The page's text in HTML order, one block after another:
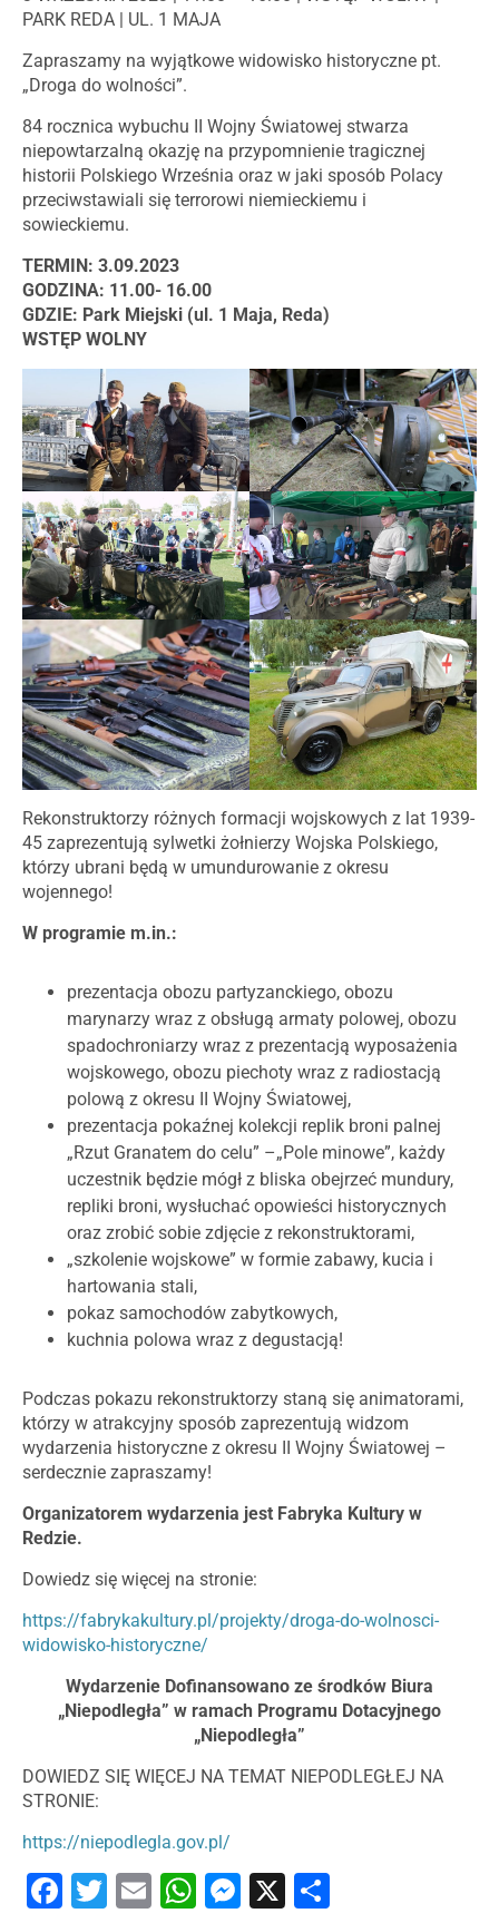
PARK REDA | UL. 1 MAJA
Zapraszamy na wyjątkowe widowisko historyczne pt.
„Droga do wolności”.
84 rocznica wybuchu II Wojny Światowej stwarza
niepowtarzalną okazję na przypomnienie tragicznej
historii Polskiego Września oraz w jaki sposób Polacy
przeciwstawiali się terrorowi niemieckiemu i
sowieckiemu.
TERMIN: 3.09.2023
GODZINA: 11.00- 16.00
GDZIE: Park Miejski (ul. 1 Maja, Reda)
WSTĘP WOLNY
Rekonstruktorzy różnych formacji wojskowych z lat 1939-
45 zaprezentują sylwetki żołnierzy Wojska Polskiego,
którzy ubrani będą w umundurowanie z okresu
wojennego!
W programie m.in.:
prezentacja obozu partyzanckiego, obozu
marynarzy wraz z obsługą armaty polowej, obozu
spadochroniarzy wraz z prezentacją wyposażenia
wojskowego, obozu piechoty wraz z radiostacją
polową z okresu II Wojny Światowej,
prezentacja pokaźnej kolekcji replik broni palnej
„Rzut Granatem do celu” –„Pole minowe”, każdy
uczestnik będzie mógł z bliska obejrzeć mundury,
repliki broni, wysłuchać opowieści historycznych
oraz zrobić sobie zdjęcie z rekonstruktorami,
„szkolenie wojskowe” w formie zabawy, kucia i
hartowania stali,
pokaz samochodów zabytkowych,
kuchnia polowa wraz z degustacją!
Podczas pokazu rekonstruktorzy staną się animatorami,
którzy w atrakcyjny sposób zaprezentują widzom
wydarzenia historyczne z okresu II Wojny Światowej –
serdecznie zapraszamy!
Organizatorem wydarzenia jest Fabryka Kultury w
Redzie.
Dowiedz się więcej na stronie:
https://fabrykakultury.pl/projekty/droga-do-wolnosci-
widowisko-historyczne/
Wydarzenie Dofinansowano ze środków Biura
„Niepodległa” w ramach Programu Dotacyjnego
„Niepodległa”
DOWIEDZ SIĘ WIĘCEJ NA TEMAT NIEPODLEGŁEJ NA
STRONIE:
https://niepodlegla.gov.pl/
Facebook
Twitter
EmailWhatsApp
Messenger
X